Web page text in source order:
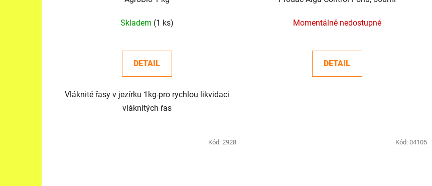
Skladem (1 ks)
DETAIL
Vláknité řasy v jezírku 1kg-pro rychlou likvidaci
vláknitých řas
Momentálně nedostupné
DETAIL
Kód:2928 Kód: 04105